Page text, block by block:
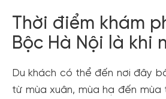
Thời điểm khám
Bộc Hà Nội là khi
Du khách có thể đến nơi đây
từ mùa xuân, mùa hạ đến mùa